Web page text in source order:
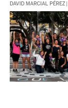
DAVID MARCIAL PÉREZ